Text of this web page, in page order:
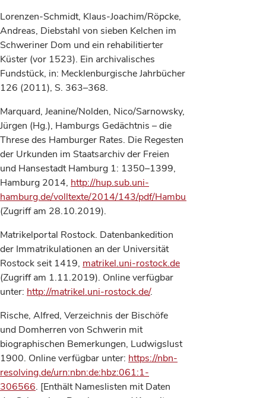
Lorenzen-Schmidt, Klaus-Joachim/Röpcke,
Andreas, Diebstahl von sieben Kelchen im
Schweriner Dom und ein rehabilitierter
Küster (vor 1523). Ein archivalisches
Fundstück, in: Mecklenburgische Jahrbücher
126 (2011), S. 363–368.
Marquard, Jeanine/Nolden, Nico/Sarnowsky,
Jürgen (Hg.), Hamburgs Gedächtnis – die
Threse des Hamburger Rates. Die Regesten
der Urkunden im Staatsarchiv der Freien
und Hansestadt Hamburg 1: 1350–1399,
Hamburg 2014, http://hup.sub.uni-
hamburg.de/volltexte/2014/143/pdf/
(Zugriff am 28.10.2019).
Matrikelportal Rostock. Datenbankedition
der Immatrikulationen an der Universität
Rostock seit 1419, matrikel.uni-rostock.de
(Zugriff am 1.11.2019). Online verfügbar
unter: http://matrikel.uni-rostock.de/.
Rische, Alfred, Verzeichnis der Bischöfe
und Domherren von Schwerin mit
biographischen Bemerkungen, Ludwigslust
1900. Online verfügbar unter: https://nbn-
resolving.de/urn:nbn:de:hbz:061:1-
306566. [Enthält Nameslisten mit Daten